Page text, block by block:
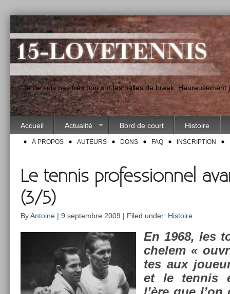
"Je ne suis pas très bon sur les balles de break.
Accueil Actualité Bord de court Histoire
À PROPOS AUTEURS DONS FAQ INSCRIPTION
Le tennis professionnel
(3/5)
ByAntoine | 9 septembre 2009 | Filed under: Histoire
En 1968, les
chelem «
tes aux
et le ten­nis